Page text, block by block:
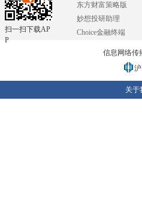
扫一扫下载AP
P
东方财富策略版
妙想投研助理
Choice金融终端
信息网络传
关于